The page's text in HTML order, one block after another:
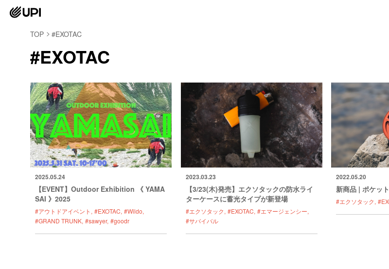
TOP #EXOTAC
#EXOTAC
2025.05.24
【EVENT】Outdoor Exhibition 《 YAMA
SAI 》2025
#アウトドアイベント #EXOTAC #Wildo
#GRAND TRUNK #sawyer #goodr
2023.03.23
【3/23(木)発売】エクソタックの防水ライ
ターケースに蓄光タイプが新登場
#エクソタック #EXOTAC #エマージェンシー
#サバイバル
2022.05.20
新商品 | ポケッ
#エクソタック